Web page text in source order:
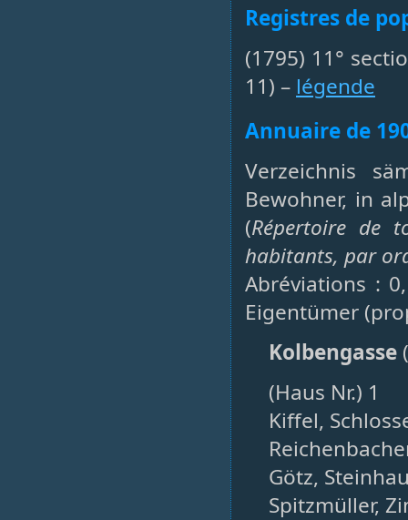
Registres de
(1795) 11°
11) – légende
Annuaire de
Verzeichnis
Bewohner, in
(Répertoire de
habitants, par
Abréviations :
Eigentümer
Kolbengasse
(Haus Nr.) 1
Kiffel,
Götz,
Spitzmüller,